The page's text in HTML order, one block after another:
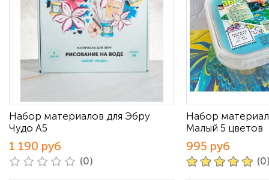
Набор материалов для Эбру
Чудо А5
1 190 руб
(0)
Набор
Малый 5 цветов
995 руб